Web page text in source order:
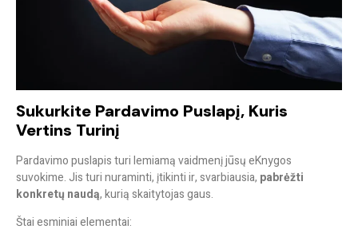
Sukurkite Pardavimo Puslapį, Kuris
Vertins Turinį
Pardavimo puslapisturi lemiamą vaidmenį jūsų eKnygos
suvokime. Jis turi nuraminti, įtikinti ir, svarbiausia, pabrėžti
konkretų naudą, kurią skaitytojas gaus.
Štai esminiai elementai: